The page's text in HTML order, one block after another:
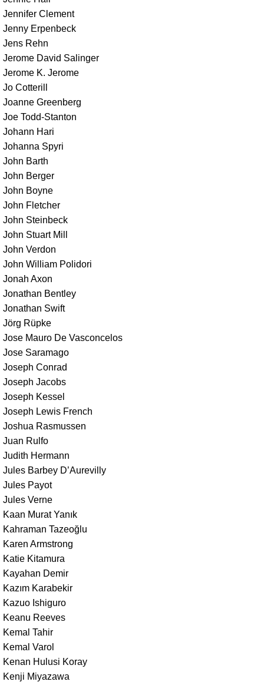
Jennifer Clement
Jenny Erpenbeck
Jens Rehn
Jerome David Salinger
Jerome K. Jerome
Jo Cotterill
Joanne Greenberg
Joe Todd-Stanton
Johann Hari
Johanna Spyri
John Barth
John Berger
John Boyne
John Fletcher
John Steinbeck
John Stuart Mill
John Verdon
John William Polidori
Jonah Axon
Jonathan Bentley
Jonathan Swift
Jörg Rüpke
Jose Mauro De Vasconcelos
Jose Saramago
Joseph Conrad
Joseph Jacobs
Joseph Kessel
Joseph Lewis French
Joshua Rasmussen
Juan Rulfo
Judith Hermann
Jules Barbey D’Aurevilly
Jules Payot
Jules Verne
Kaan Murat Yanık
Kahraman Tazeoğlu
Karen Armstrong
Katie Kitamura
Kayahan Demir
Kazım Karabekir
Kazuo Ishiguro
Keanu Reeves
Kemal Tahir
Kemal Varol
Kenan Hulusi Koray
Kenji Miyazawa